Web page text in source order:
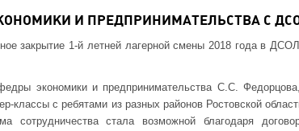
И ПРЕДПРИНИМАТЕЛЬСТВА С
закрытие 1-й летней лагерной смены 2018 года в
экономики и предпринимательства С.С.
классы с ребятами из разных районов Ростовской
стала возможной благодаря